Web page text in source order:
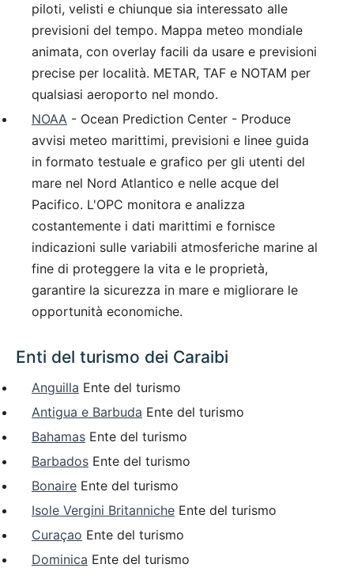
piloti, velisti e chiunque sia interessato alle
previsioni del tempo. Mappa meteo mondiale
animata, con overlay facili da usare e previsioni
precise per località. METAR, TAF e NOTAM per
qualsiasi aeroporto nel mondo.
NOAA - Ocean Prediction Center - Produce
avvisi meteo marittimi, previsioni e linee guida
in formato testuale e grafico per gli utenti del
mare nel Nord Atlantico e nelle acque del
Pacifico. L'OPC monitora e analizza
costantemente i dati marittimi e fornisce
indicazioni sulle variabili atmosferiche marine al
fine di proteggere la vita e le proprietà,
garantire la sicurezza in mare e migliorare le
opportunità economiche.
Enti del turismo dei Caraibi
Anguilla Ente del turismo
Antigua e Barbuda Ente del turismo
Bahamas Ente del turismo
Barbados Ente del turismo
Bonaire Ente del turismo
Isole Vergini Britanniche Ente del turismo
Curaçao Ente del turismo
Dominica Ente del turismo